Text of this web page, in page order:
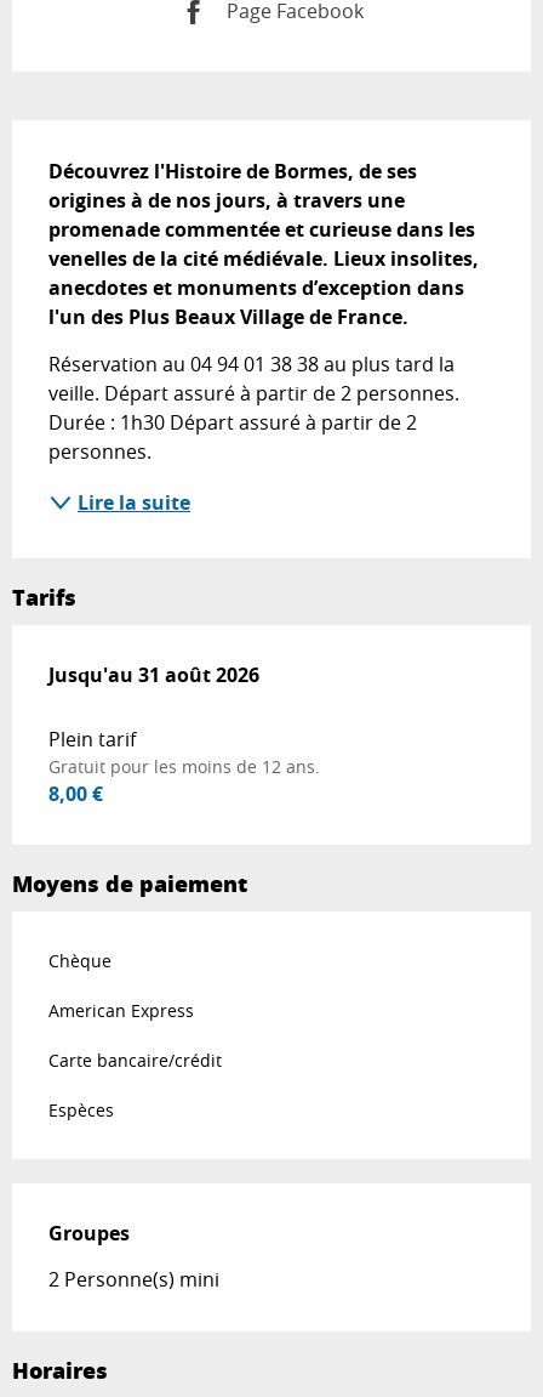
Page Facebook
Découvrez l'Histoire de Bormes, de ses
origines à de nos jours, à travers une
promenade commentée et curieuse dans les
venelles de la cité médiévale. Lieux insolites,
anecdotes et monuments d’exception dans
l'un des Plus Beaux Village de France.
Réservation au 04 94 01 38 38 au plus tard la
veille. Départ assuré à partir de 2 personnes.
Durée : 1h30 Départ assuré à partir de 2
personnes.
Lire la suite
Tarifs
Du25 octobre 2025au
Jusqu'au 31 août 2026
Plein tarif
Gratuit pour les moins de 12 ans.
8,00 €
Moyens de paiement
Chèque
American Express
Carte bancaire/crédit
Espèces
Groupes
Groupes
2 Personne(s) mini
Horaires